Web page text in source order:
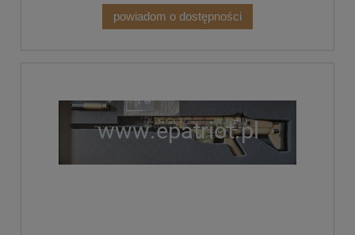
powiadom o dostępności